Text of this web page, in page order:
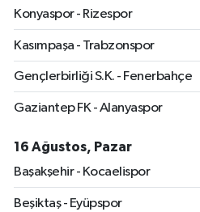
Konyaspor - Rizespor
Kasımpaşa - Trabzonspor
Gençlerbirliği S.K. - Fenerbahçe
Gaziantep FK - Alanyaspor
16 Ağustos, Pazar
Başakşehir - Kocaelispor
Beşiktaş - Eyüpspor